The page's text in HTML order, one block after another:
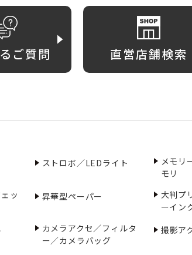
ご質問 直営店舗検索
ストロボ／LEDライト
メモリ
モリ
ッ
昇華型ペーパー
大判プ
ーイン
カメラアクセ／フィルタ
ー／カメラバッグ
撮影ア